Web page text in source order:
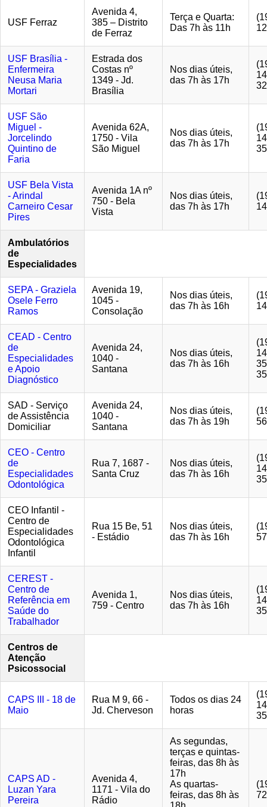
USF Ferraz
Avenida 4,
385 – Distrito
de Ferraz
Terça e Quarta:
Das 7h às 11h
USF Brasília -
Enfermeira
Neusa Maria
Mortari
Estrada dos
Costas nº
1349 - Jd.
Brasília
Nos dias úteis,
das 7h às 17h
USF São
Miguel -
Jorcelindo
Quintino de
Faria
Avenida 62A,
1750 - Vila
São Miguel
Nos dias úteis,
das 7h às 17h
USF Bela Vista
- Arindal
Carneiro Cesar
Pires
Avenida 1A nº
750 - Bela
Vista
Nos dias úteis,
das 7h às 17h
Ambulatórios
de
Especialidades
SEPA - Graziela
Osele Ferro
Ramos
Avenida 19,
1045 -
Consolação
Nos dias úteis,
das 7h às 16h
CEAD - Centro
de
Especialidades
e Apoio
Diagnóstico
Avenida 24,
1040 -
Santana
Nos dias úteis,
das 7h às 16h
SAD - Serviço
de Assistência
Domiciliar
Avenida 24,
1040 -
Santana
Nos dias úteis,
das 7h às 19h
CEO - Centro
de
Especialidades
Odontológica
Rua 7, 1687 -
Santa Cruz
Nos dias úteis,
das 7h às 16h
CEO Infantil -
Centro de
Especialidades
Odontológica
Infantil
Rua 15 Be, 51
- Estádio
Nos dias úteis,
das 7h às 16h
CEREST -
Centro de
Referência em
Saúde do
Trabalhador
Avenida 1,
759 - Centro
Nos dias úteis,
das 7h às 16h
Centros de
Atenção
Psicossocial
CAPS III - 18 de
Maio
Rua M 9, 66 -
Jd. Cherveson
Todos os dias 24
horas
CAPS AD -
Luzan Yara
Pereira
Avenida 4,
1171 - Vila do
Rádio
As segundas,
terças e quintas-
feiras, das 8h às
17h
As quartas-
feiras, das 8h às